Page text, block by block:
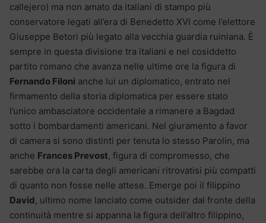
callejero) ma non amato da italiani di stampo più
conservatore legati all’era di Benedetto XVI come l’elettore
Giuseppe Betori più legato alla vecchia guardia ruiniana. È
sempre in questa divisione tra italiani e nel cosiddetto
partito romano che avanza nelle ultime ore la figura di
Fernando Filoni anche lui un diplomatico, entrato nel
firmamento della storia diplomatica per essere stato
l’unico ambasciatore occidentale a rimanere a Bagdad
sotto i bombardamenti americani. Nel giuramento a favor
di camera si sono distinti per tenuta lo stesso Parolin, ma
anche Frances Prevost, figura di compromesso, che
sarebbe ora la carta degli americani ritrovatisi più compatti
di quanto non fosse nelle attese. Emerge poi il filippino
David, ultimo nome lanciato come outsider dal fronte della
continuità mentre si appanna la figura dell’altro filippino,